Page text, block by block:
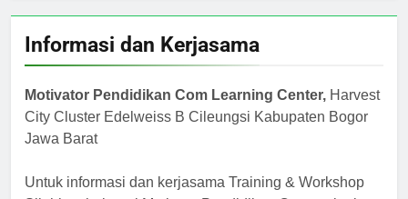
Informasi dan Kerjasama
Motivator Pendidikan Com Learning Center, Harvest
City Cluster Edelweiss B Cileungsi Kabupaten Bogor
Jawa Barat
Untuk informasi dan kerjasama Training & Workshop